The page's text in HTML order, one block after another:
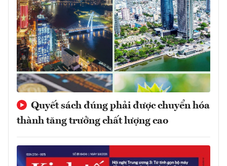
Quyết sách đúng phải được chuyển hóa
thành tăng trưởng chất lượng cao